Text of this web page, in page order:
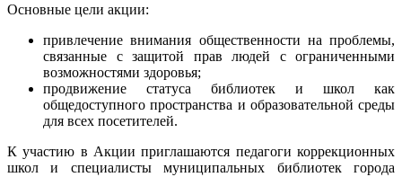
Основные цели акции:
привлечение внимания общественности на проблемы,
связанные с защитой прав людей с ограниченными
возможностями здоровья;
продвижение статуса библиотек и школ как
общедоступного пространства и образовательной среды
для всех посетителей.
К участию в Акции приглашаются педагоги коррекционных
школ и специалисты муниципальных библиотек города